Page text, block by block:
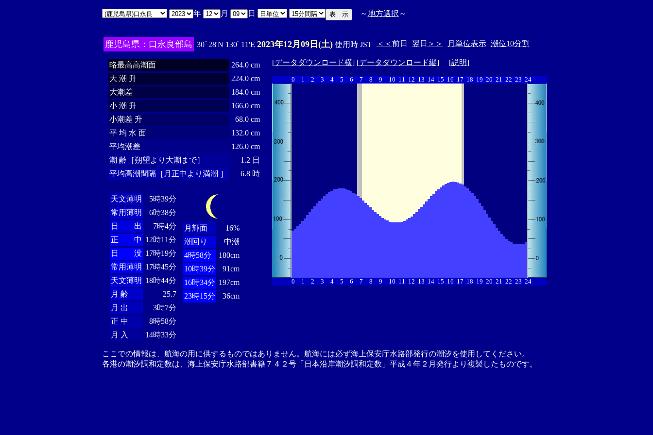
年 月 日 ～地方選択 ～
鹿児島県：口永良部島 30ﾟ28'N 130ﾟ11'E 2023年12月09日(土)使用時 JST ＜＜ 前日 翌日 ＞＞ 月単位表示 潮位10分割
略最高高潮面
264.0 cm
大 潮 升
224.0 cm
大潮差
184.0 cm
小 潮 升
166.0 cm
小潮差 升
68.0 cm
平 均 水 面
132.0 cm
平均潮差
126.0 cm
潮 齢［朔望より大潮まで］
1.2 日
平均高潮間隔［月正中より満潮 ］
6.8 時
天文薄明
5時39分
常用薄明
6時38分
日 出
7時4分
正 中 12時11分
日 没 17時19分
常用薄明 17時45分
天文薄明 18時44分
月 齢
25.7
月 出
3時7分
正 中
8時58分
月 入
14時33分
月輝面
16%
潮回り
中潮
4時58分
180cm
10時39分
91cm
16時34分 197cm
23時15分
36cm
[データダウンロード横] [データダウンロード縦] [説明]
0 1 2 3 4 5 6 7 8 9 10 11 12 13 14 15 16 17 18 19 20 21 22 23 24
0 1 2 3 4 5 6 7 8 9 10 11 12 13 14 15 16 17 18 19 20 21 22 23 24
ここでの情報は、航海の用に供するものではありません。航海には必ず海上保安庁水路部発行の潮汐を使用してください。
各港の潮汐調和定数は、海上保安庁水路部書籍７４２号「日本沿岸潮汐調和定数」平成４年２月発行より複製したものです。